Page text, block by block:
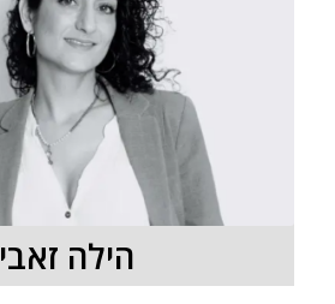
הילה זאבי